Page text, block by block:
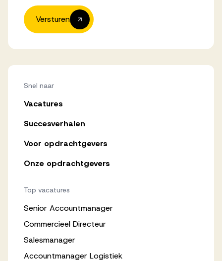
Versturen
Snel naar
Vacatures
Succesverhalen
Voor opdrachtgevers
Onze opdrachtgevers
Top vacatures
Senior Accountmanager
Commercieel Directeur
Salesmanager
Accountmanager Logistiek